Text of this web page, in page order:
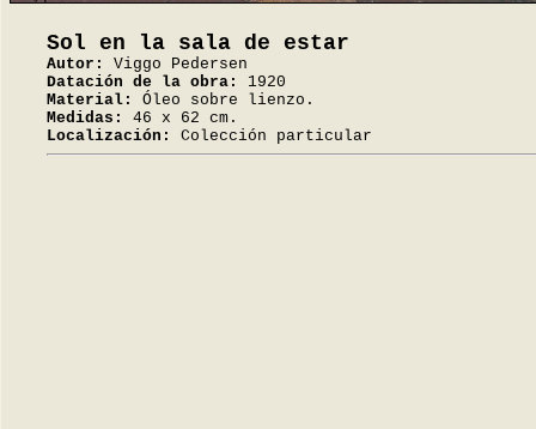
Sol en la sala de estar
Autor:
Viggo Pedersen
Datación de la obra:
1920
Material:
Óleo sobre lienzo.
Medidas:
46 x 62 cm.
Localización:
Colección particular